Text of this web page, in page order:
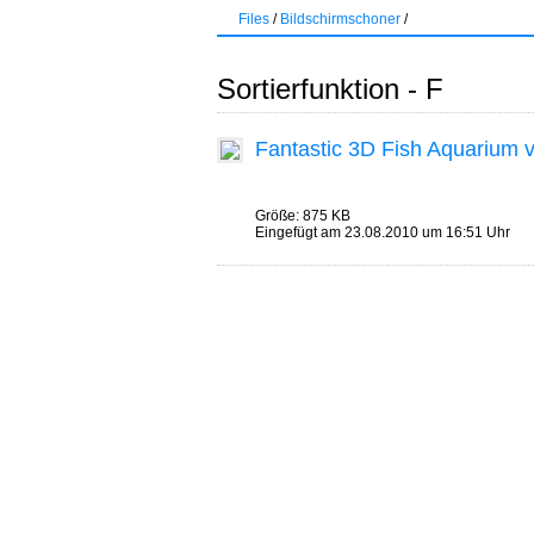
Files / Bildschirmschoner /
Sortierfunktion - F
Fantastic 3D Fish Aquarium
Größe: 875 KB
Eingefügt am 23.08.2010 um 16:51 Uhr